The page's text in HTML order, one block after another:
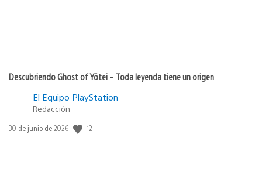
Descubriendo Ghost of Yōtei – Toda leyenda tiene un origen
El Equipo PlayStation
Redacción
Fecha
30 de junio de 2026 12